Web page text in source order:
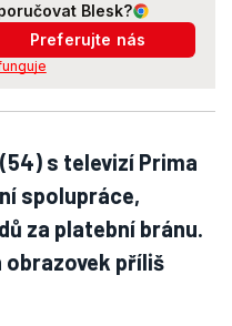
Blesk?
Preferujte nás
s televizí Prima
spolupráce,
za platební bránu.
obrazovek příliš